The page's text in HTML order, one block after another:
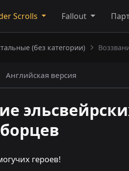
Scrolls Fallout
(без категории)
Английская версия
героев!